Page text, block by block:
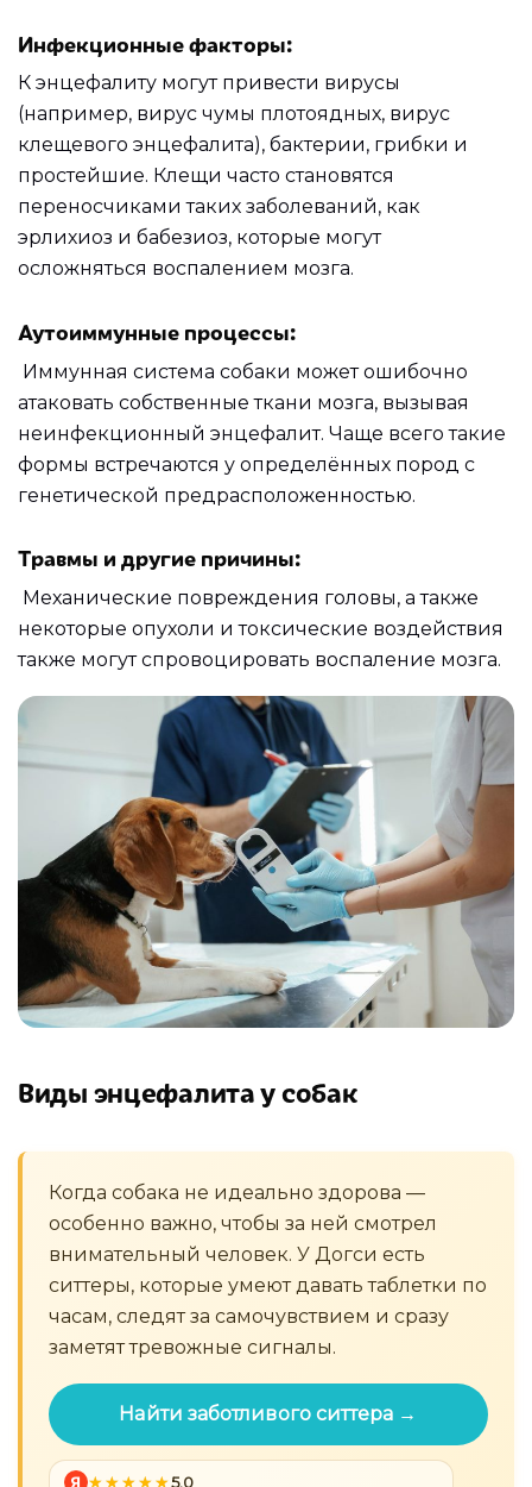
Инфекционные факторы:
К энцефалиту могут привести вирусы
(например, вирус чумы плотоядных, вирус
клещевого энцефалита), бактерии, грибки и
простейшие. Клещи часто становятся
переносчиками таких заболеваний, как
эрлихиоз и бабезиоз, которые могут
осложняться воспалением мозга.
Аутоиммунные процессы:
Иммунная система собаки может ошибочно
атаковать собственные ткани мозга, вызывая
неинфекционный энцефалит. Чаще всего такие
формы встречаются у определённых пород с
генетической предрасположенностью.
Травмы и другие причины:
Механические повреждения головы, а также
некоторые опухоли и токсические воздействия
также могут спровоцировать воспаление мозга.
Виды энцефалита у собак
Когда собака не идеально здорова —
особенно важно, чтобы за ней смотрел
внимательный человек. У Догси есть
ситтеры, которые умеют давать таблетки по
часам, следят за самочувствием и сразу
заметят тревожные сигналы.
Найти заботливого ситтера →
Я 5.0